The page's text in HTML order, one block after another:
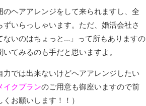
のヘアアレンジをして来られますし、全
いらっしゃいます。ただ、婚活会社さ
ないのはちょっと…」って所もありますの
てみるのも手だと思いますよ。
力では出来ないけどヘアアレンジしたい
イクプランのご用意も御座いますので前
お願いします！！）